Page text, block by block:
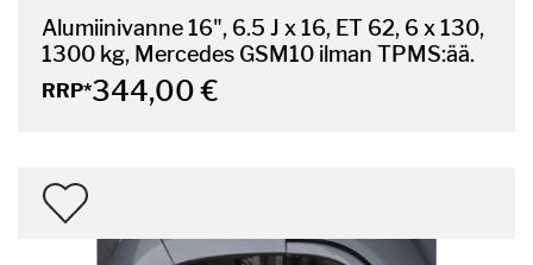
Alumiinivanne 16", 6.5 J x 16, ET 62, 6 x 130,
1300 kg, Mercedes GSM10 ilman TPMS:ää.
RRP*344,00 €